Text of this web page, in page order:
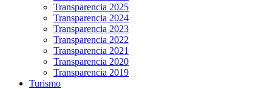
Transparencia 2025
Transparencia 2024
Transparencia 2023
Transparencia 2022
Transparencia 2021
Transparencia 2020
Transparencia 2019
Turismo